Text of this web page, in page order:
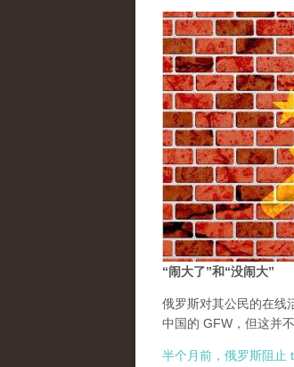
“闹大了”和“没闹大”
俄罗斯对其公民的在线
中国的 GFW，但这并
半个月前，俄罗斯阻止